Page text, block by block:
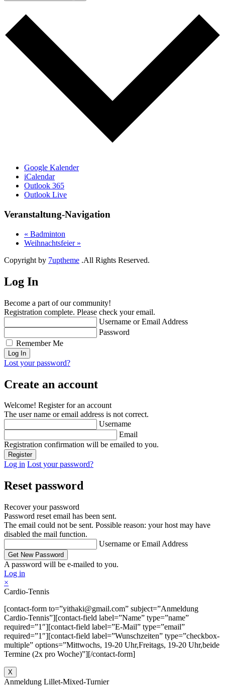
Google Kalender
iCalendar
Outlook 365
Outlook Live
Veranstaltung-Navigation
« Badminton
Weihnachtsfeier »
Copyright by 7uptheme .All Rights Reserved.
Log In
Become a part of our community!
Registration complete. Please check your email.
Username or Email Address
Password
Remember Me
Lost your password?
Create an account
Welcome! Register for an account
The user name or email address is not correct.
Username
Email
Registration confirmation will be emailed to you.
Log in Lost your password?
Reset password
Recover your password
Password reset email has been sent.
The email could not be sent. Possible reason: your host may have
disabled the mail function.
Username or Email Address
A password will be e-mailed to you.
Log in
×
Cardio-Tennis
[contact-form to=”yithaki@gmail.com” subject=”Anmeldung
Cardio-Tennis”][contact-field label=”Name” type=”name”
required=”1″][contact-field label=”E-Mail” type=”email”
required=”1″][contact-field label=”Wunschzeiten” type=”checkbox-
multiple” options=”Mittwochs, 19-20 Uhr,Freitags, 19-20 Uhr,beide
Termine (2x pro Woche)”][/contact-form]
X
Anmeldung Lillet-Mixed-Turnier